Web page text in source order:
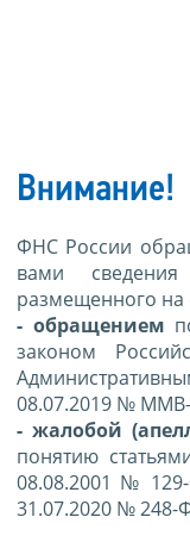
Внимание!
ФНС России
вами
размещенного на
- обращением
законом
08.07.2019 № ММВ-
- жалобой
понятию
08.08.2001 №
31.07.2020 №